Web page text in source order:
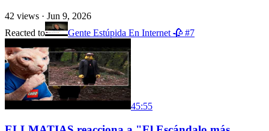
42 views · Jun 9, 2026
Reacted to
Gente Estúpida En Internet 🥀 #7
45:55